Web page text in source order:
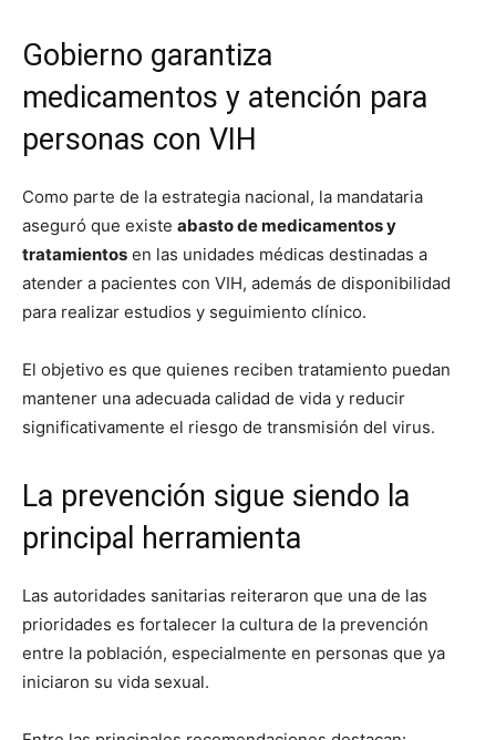
Gobierno garantiza
medicamentos y atención para
personas con VIH
Como parte de la estrategia nacional, la mandataria
aseguró que existe abasto de medicamentos y
tratamientos en las unidades médicas destinadas a
atender a pacientes con VIH, además de disponibilidad
para realizar estudios y seguimiento clínico.
El objetivo es que quienes reciben tratamiento puedan
mantener una adecuada calidad de vida y reducir
significativamente el riesgo de transmisión del virus.
La prevención sigue siendo la
principal herramienta
Las autoridades sanitarias reiteraron que una de las
prioridades es fortalecer la cultura de la prevención
entre la población, especialmente en personas que ya
iniciaron su vida sexual.